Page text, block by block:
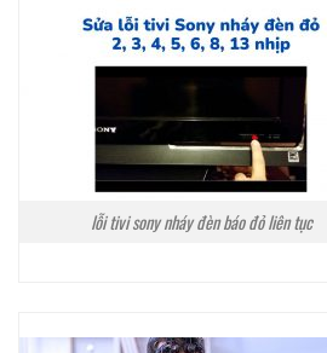
lỗi tivi sony nháy đèn báo đỏ liên tục